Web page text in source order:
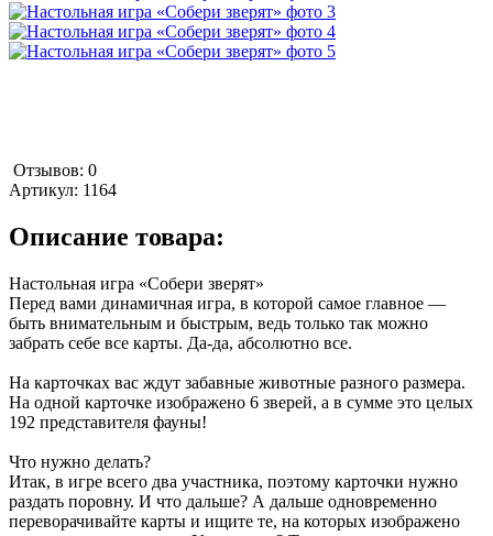
Отзывов: 0
Артикул: 1164
Описание товара:
Настольная игра «Собери зверят»
Перед вами динамичная игра, в которой самое главное —
быть внимательным и быстрым, ведь только так можно
забрать себе все карты. Да-да, абсолютно все.
На карточках вас ждут забавные животные разного размера.
На одной карточке изображено 6 зверей, а в сумме это целых
192 представителя фауны!
Что нужно делать?
Итак, в игре всего два участника, поэтому карточки нужно
раздать поровну. И что дальше? А дальше одновременно
переворачивайте карты и ищите те, на которых изображено